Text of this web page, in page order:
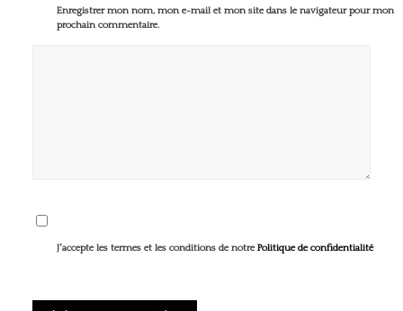
Enregistrer mon nom, mon e-mail et mon site dans le navigateur pour mon
prochain commentaire.
J'accepte les termes et les conditions de notrePolitique de confidentialité